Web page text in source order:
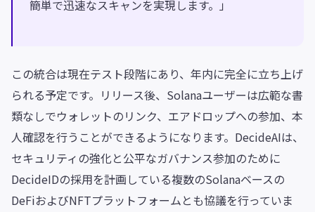
簡単で迅速なスキャンを実現します。」
この統合は現在テスト段階にあり、年内に完全に立ち上げ
られる予定です。リリース後、Solanaユーザーは広範な書
類なしでウォレットのリンク、エアドロップへの参加、本
人確認を行うことができるようになります。DecideAIは、
セキュリティの強化と公平なガバナンス参加のために
DecideIDの採用を計画している複数のSolanaベースの
DeFiおよびNFTプラットフォームとも協議を行っていま